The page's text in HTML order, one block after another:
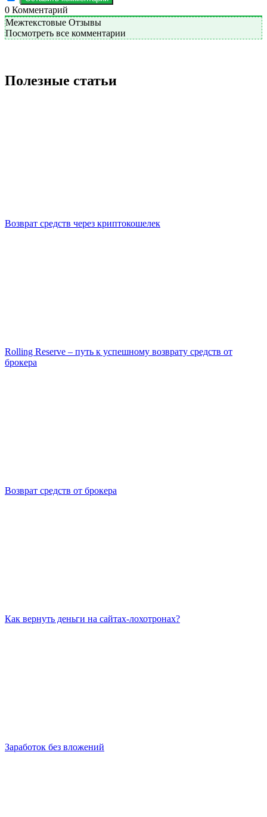
0 Комментарий
Межтекстовые Отзывы
Посмотреть все комментарии
Полезные статьи
Возврат средств через криптокошелек
Rolling Reserve – путь к успешному возврату средств от
брокера
Возврат средств от брокера
Как вернуть деньги на сайтах-лохотронах?
Заработок без вложений